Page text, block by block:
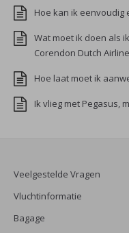
Hoe kan ik eenvoudig
Wat moet ik doen als
Corendon Dutch
Hoe laat moet ik
Ik vlieg met Pegasus,
Veelgestelde Vragen
Vluchtinformatie
Bagage